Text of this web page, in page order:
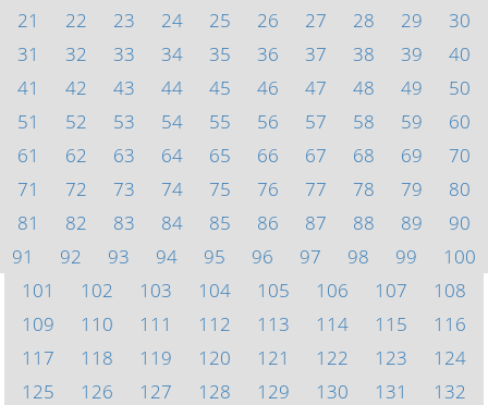
21
22 23 24 25 26 27 28 29
30
31
32 33 34 35 36 37 38 39
40
41
42 43 44 45 46 47 48 49
50
51
52 53 54 55 56 57 58 59
60
61
62 63 64 65 66 67 68 69
70
71
72 73 74 75 76 77 78 79
80
81
82 83 84 85 86 87 88 89
90
91
92 93 94 95 96 97 98 99
100
101
102 103 104 105 106 107
108
109
110 111 112 113 114 115
116
117
118 119 120 121 122 123
124
125
126 127 128 129 130 131
132